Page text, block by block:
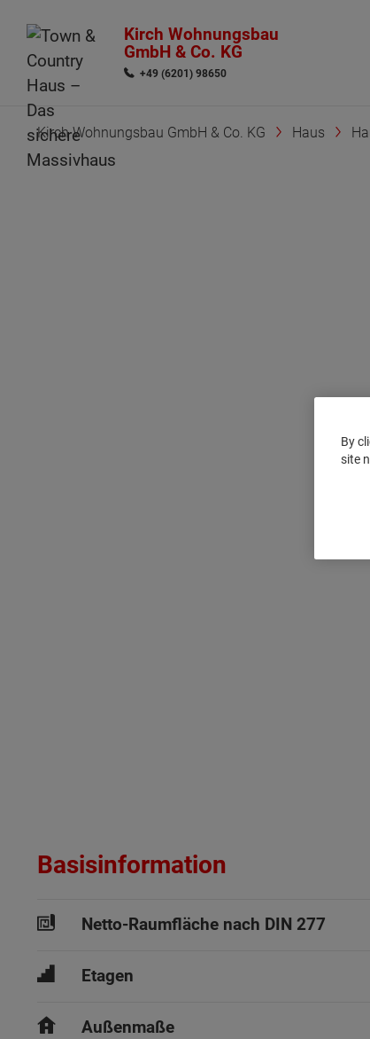
Kirch Wohnungsbau
GmbH & Co. KG
+49 (6201) 98650
Kirch Wohnungsbau GmbH & Co. KG Haus
Basisinformation
Netto-Raumfläche nach DIN 277
Etagen
Außenmaße
By
site